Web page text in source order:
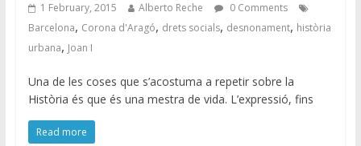
1 February, 2015 Alberto Reche
0 Comments
Barcelona, Corona d'Aragó, drets socials, desnonament, història
urbana, Joan I
Una de les coses que s’acostuma a repetir sobre la
Història és que és una mestra de vida. L’expressió, fins
Read more